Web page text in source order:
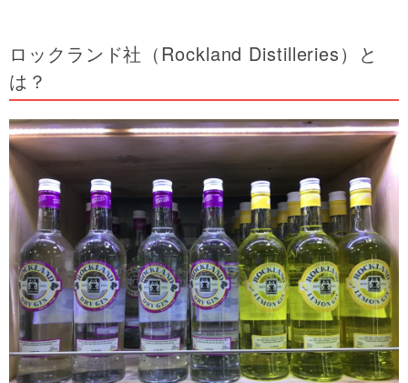
ロックランド社（Rockland Distilleries）と
は？